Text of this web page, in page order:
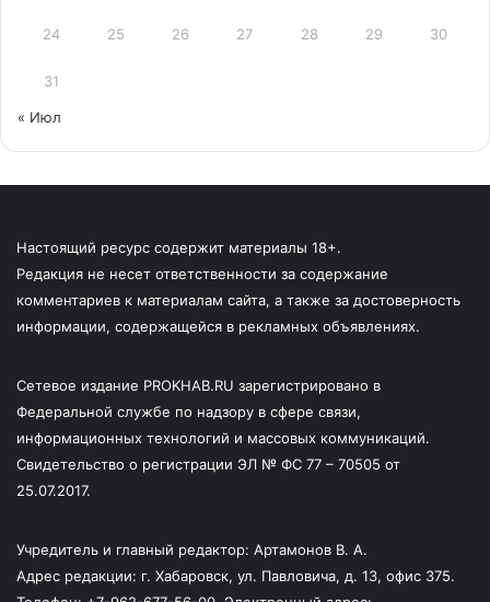
24 25 26 27 28 29 30
31
« Июл
Настоящий ресурс содержит материалы 18+.
Редакция не несет ответственности за содержание
комментариев к материалам сайта, а также за достоверность
информации, содержащейся в рекламных объявлениях.
Сетевое издание PROKHAB.RU зарегистрировано в
Федеральной службе по надзору в сфере связи,
информационных технологий и массовых коммуникаций.
Свидетельство о регистрации ЭЛ № ФС 77 – 70505 от
25.07.2017.
Учредитель и главный редактор: Артамонов В. А.
Адрес редакции: г. Хабаровск, ул. Павловича, д. 13, офис 375.